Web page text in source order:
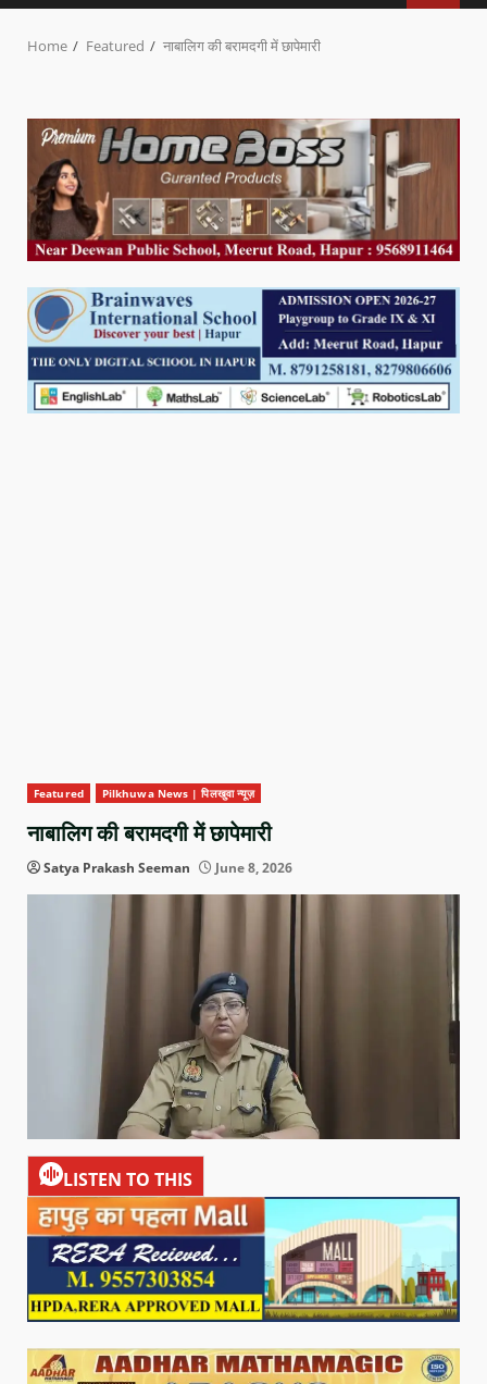
Home Featured नाबालिग की बरामदगी में छापेमारी
Featured Pilkhuwa News | पिलखुवा न्यूज़
नाबालिग की बरामदगी में छापेमारी
Satya Prakash Seeman June 8, 2026
LISTEN TO THIS